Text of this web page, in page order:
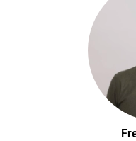
verkningsgrad som
IE2 som är dagens
energianvändning och
Energibesparingen
vare
temperatur som är ca
som har upp till fyra
med motorer som